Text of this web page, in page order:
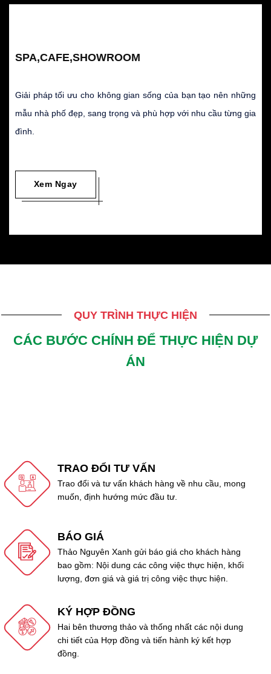
SPA,CAFE,SHOWROOM
Giải pháp tối ưu cho không gian sống của bạn tạo nên những
mẫu nhà phố đẹp, sang trọng và phù hợp với nhu cầu từng gia
đình.
Xem Ngay
QUY TRÌNH THỰC HIỆN
CÁC BƯỚC CHÍNH ĐỂ THỰC HIỆN DỰ
ÁN
TRAO ĐỔI TƯ VẤN
Trao đổi và tư vấn khách hàng về nhu cầu, mong
muốn, định hướng mức đầu tư.
BÁO GIÁ
Thảo Nguyên Xanh gửi báo giá cho khách hàng
bao gồm: Nội dung các công việc thực hiện, khối
lượng, đơn giá và giá trị công việc thực hiện.
KÝ HỢP ĐỒNG
Hai bên thương thảo và thống nhất các nội dung
chi tiết của Hợp đồng và tiến hành ký kết hợp
đồng.